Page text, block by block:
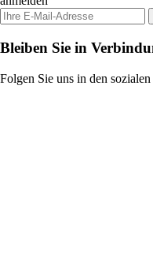
Bleiben Sie in
Folgen Sie uns in den